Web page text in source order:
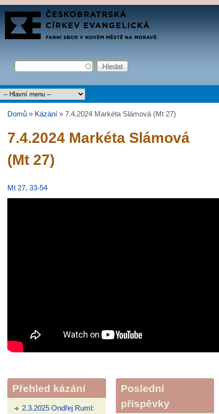
Přejít k hlavnímu obsahu
FARNÍ
SBOR
Vyhledávání
Hledat
Hlavní menu
Domů » Kázání » 7.4.2024 Markéta Slámová (Mt 27)
7.4.2024 Markéta Slámová
(Mt 27)
Mt 27, 33-54
Přehled kázání
2.3.2025 Ondřej Ruml:
Poslední
příspěvky